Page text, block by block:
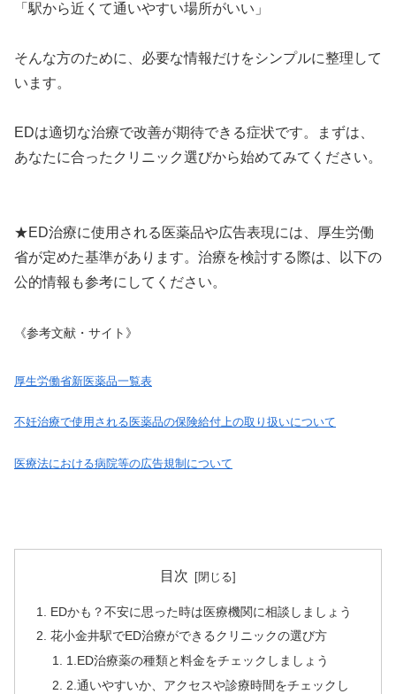
「駅から近くて通いやすい場所がいい」
そんな方のために、必要な情報だけをシンプルに整理して
います。
EDは適切な治療で改善が期待できる症状です。まずは、
あなたに合ったクリニック選びから始めてみてください。
★ED治療に使用される医薬品や広告表現には、厚生労働
省が定めた基準があります。治療を検討する際は、以下の
公的情報も参考にしてください。
《参考文献・サイト》
厚生労働省新医薬品一覧表
不妊治療で使用される医薬品の保険給付上の取り扱いについて
医療法における病院等の広告規制について
目次
EDかも？不安に思った時は医療機関に相談しましょう
花小金井駅でED治療ができるクリニックの選び方
1.ED治療薬の種類と料金をチェックしましょう
2.通いやすいか、アクセスや診療時間をチェックし